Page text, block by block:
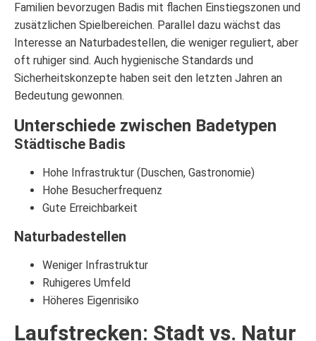
Familien bevorzugen Badis mit flachen Einstiegszonen und
zusätzlichen Spielbereichen. Parallel dazu wächst das
Interesse an Naturbadestellen, die weniger reguliert, aber
oft ruhiger sind. Auch hygienische Standards und
Sicherheitskonzepte haben seit den letzten Jahren an
Bedeutung gewonnen.
Unterschiede zwischen Badetypen
Städtische Badis
Hohe Infrastruktur (Duschen, Gastronomie)
Hohe Besucherfrequenz
Gute Erreichbarkeit
Naturbadestellen
Weniger Infrastruktur
Ruhigeres Umfeld
Höheres Eigenrisiko
Laufstrecken: Stadt vs. Natur